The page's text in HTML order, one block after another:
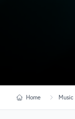
Home Music